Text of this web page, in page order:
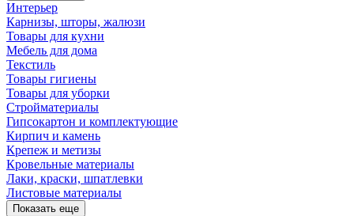
Интерьер
Карнизы, шторы, жалюзи
Товары для кухни
Мебель для дома
Текстиль
Товары гигиены
Товары для уборки
Стройматериалы
Гипсокартон и комплектующие
Кирпич и камень
Крепеж и метизы
Кровельные материалы
Лаки, краски, шпатлевки
Листовые материалы
Показать еще